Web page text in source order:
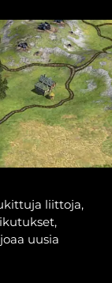
liittoja,
uusia